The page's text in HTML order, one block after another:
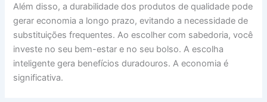
Além disso, a durabilidade dos produtos de qualidade pode
gerar economia a longo prazo, evitando a necessidade de
substituições frequentes. Ao escolher com sabedoria, você
investe no seu bem-estar e no seu bolso. A escolha
inteligente gera benefícios duradouros. A economia é
significativa.